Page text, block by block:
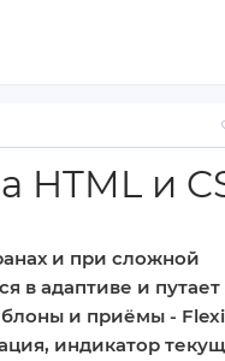
HTML и
и при сложной
в адаптиве и путает
и приёмы -
индикатор